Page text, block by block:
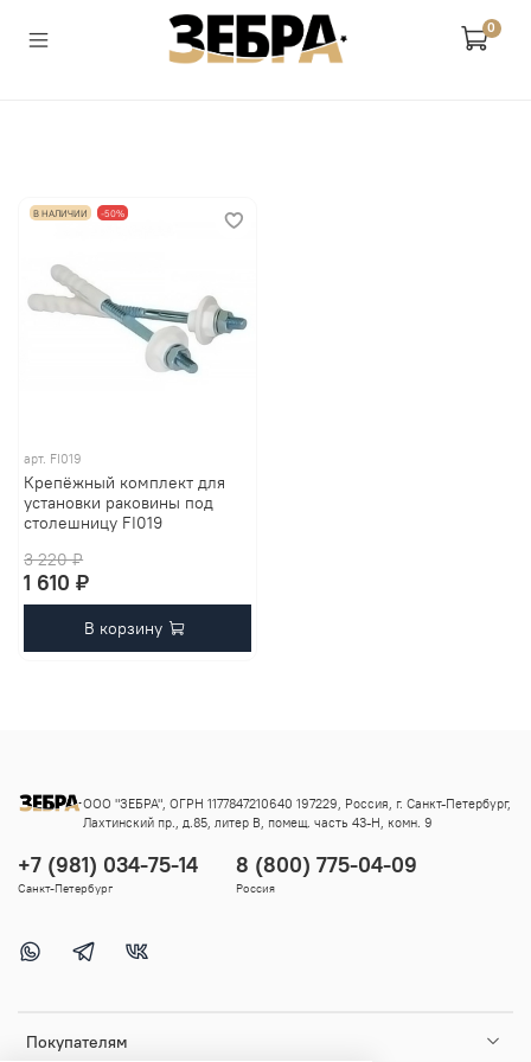
0
В НАЛИЧИИ -50%
арт. FI019
Крепёжный комплект для
установки раковины под
столешницу FI019
3 220 ₽
1 610 ₽
В корзину
Покупателям
+7 (981) 034-75-14
Санкт-Петербург
8 (800) 775-04-09
Россия
ООО "ЗЕБРА", ОГРН 1177847210640 197229, Россия, г. Санкт-Петербург,
Лахтинский пр., д.85, литер В, помещ. часть 43-Н, комн. 9